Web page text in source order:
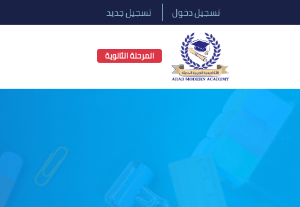
تسجيل دخول تسجيل جديد
المرحلة الثانوية